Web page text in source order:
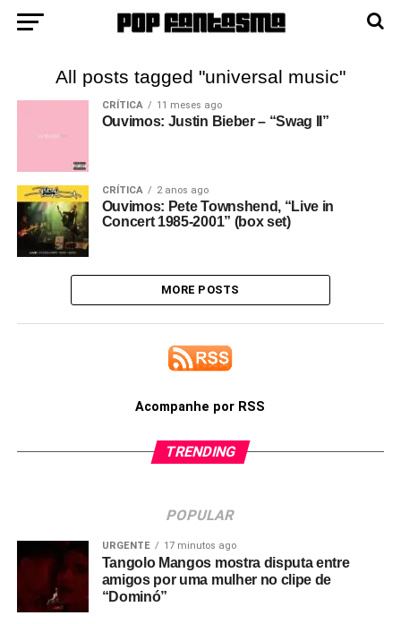
All posts tagged "universal music"
CRÍTICA 11 meses ago
Ouvimos: Justin Bieber – “Swag II”
CRÍTICA 2 anos ago
Ouvimos: Pete Townshend, “Live in
Concert 1985-2001” (box set)
MORE POSTS
Acompanhe por RSS
TRENDING
POPULAR
URGENTE 17 minutos ago
Tangolo Mangos mostra disputa entre
amigos por uma mulher no clipe de
“Dominó”